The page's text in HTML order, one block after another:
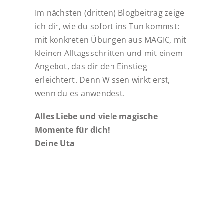
Im nächsten (dritten) Blogbeitrag zeige
ich dir, wie du sofort ins Tun kommst:
mit konkreten Übungen aus MAGIC, mit
kleinen Alltagsschritten und mit einem
Angebot, das dir den Einstieg
erleichtert. Denn Wissen wirkt erst,
wenn du es anwendest.
Alles Liebe und viele magische
Momente für dich!
Deine Uta